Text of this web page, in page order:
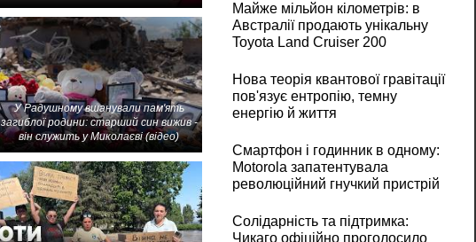
У Радушному вшанували пам'ять
загиблої родини: старший син вижив -
він служить у Миколаєві (відео)
Майже мільйон кілометрів: в
Австралії продають унікальну
Toyota Land Cruiser 200
Нова теорія квантової гравітації
пов'язує ентропію, темну
енергію й життя
Смартфон і годинник в одному:
Motorola запатентувала
революційний гнучкий пристрій
Солідарність та підтримка:
Чикаго офіційно проголосило